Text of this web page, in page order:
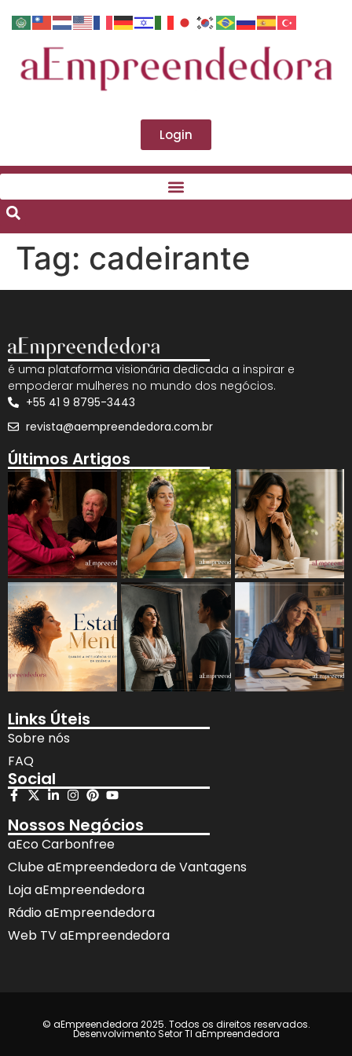
Login
Tag: cadeirante
é uma plataforma visionária dedicada a inspirar e
empoderar mulheres no mundo dos negócios.
+55 41 9 8795-3443
revista@aempreendedora.com.br
Últimos Artigos
Links Úteis
Sobre nós
FAQ
Social
Nossos Negócios
aEco Carbonfree
Clube aEmpreendedora de Vantagens
Loja aEmpreendedora
Rádio aEmpreendedora
Web TV aEmpreendedora
© aEmpreendedora 2025. Todos os direitos reservados.
Desenvolvimento Setor TI aEmpreendedora